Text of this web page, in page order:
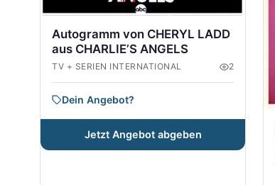
Autogramm von CHERYL LADD
aus CHARLIE’S ANGELS
TV + SERIEN INTERNATIONAL 2
Dein Angebot?
Jetzt Angebot abgeben